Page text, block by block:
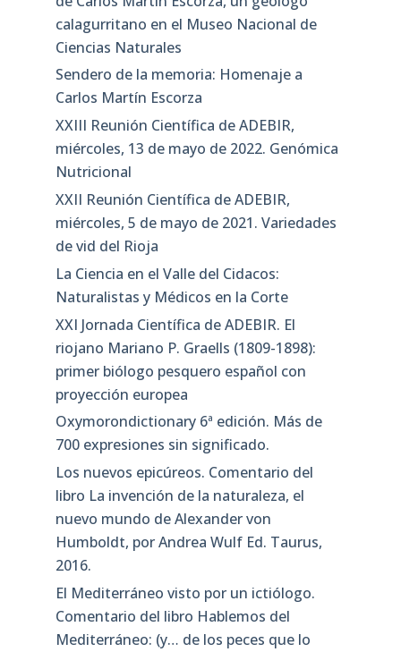
calagurritano en el Museo Nacional de
Ciencias Naturales
Sendero de la memoria: Homenaje a
Carlos Martín Escorza
XXIII Reunión Científica de ADEBIR,
miércoles, 13 de mayo de 2022. Genómica
Nutricional
XXII Reunión Científica de ADEBIR,
miércoles, 5 de mayo de 2021. Variedades
de vid del Rioja
La Ciencia en el Valle del Cidacos:
Naturalistas y Médicos en la Corte
XXI Jornada Científica de ADEBIR. El
riojano Mariano P. Graells (1809-1898):
primer biólogo pesquero español con
proyección europea
Oxymorondictionary 6ª edición. Más de
700 expresiones sin significado.
Los nuevos epicúreos. Comentario del
libro La invención de la naturaleza, el
nuevo mundo de Alexander von
Humboldt, por Andrea Wulf Ed. Taurus,
2016.
El Mediterráneo visto por un ictiólogo.
Comentario del libro Hablemos del
Mediterráneo: (y… de los peces que lo